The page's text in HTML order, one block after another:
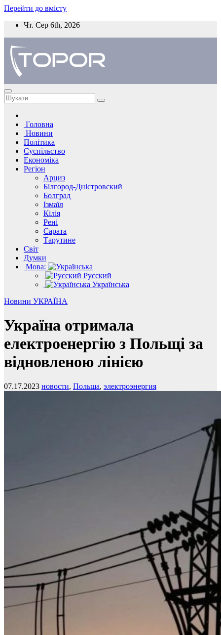
Перейти до вмісту
Чт. Сер 6th, 2026
Головна
Новини
Політика
Суспільство
Економіка
Регіон
Арциз
Білгород-Дністровский
Болград
Ізмаїл
Кілія
Рені
Сарата
Тарутине
Світ
Думки
Мова:
Русский
Українська
Новини УКРАЇНА
Україна отримала
електроенергію з Польщі за
відновленою лінією
07.17.2023 новости, Польша, электроэнергия